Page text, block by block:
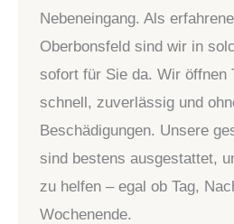
Nebeneingang. Als
Oberbonsfeld sind wir in
sofort für Sie da. Wir öffnen
schnell, zuverlässig und
Beschädigungen. Unsere
sind bestens ausgestattet,
zu helfen – egal ob Tag,
Wochenende.